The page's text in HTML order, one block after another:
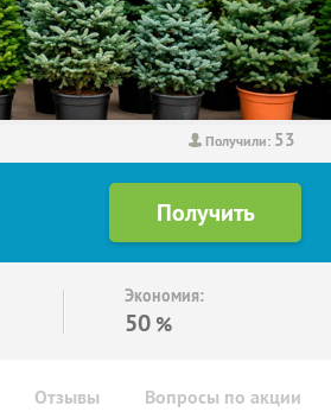
Получили: 53
Экономия:
50 %
Отзывы Вопросы по акции